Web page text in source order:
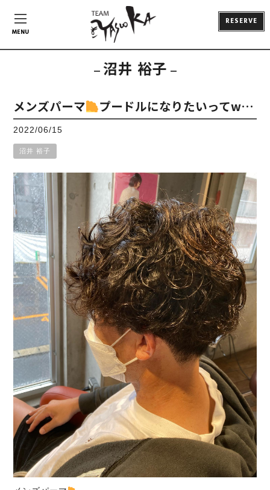
MENU
RESERVE
沼井 裕子
メンズパーマ プードルになりたいってw…
2022/06/15
沼井 裕子